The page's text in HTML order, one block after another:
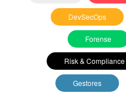
DevSecOps
Forense
Risk & Compliance
Gestores